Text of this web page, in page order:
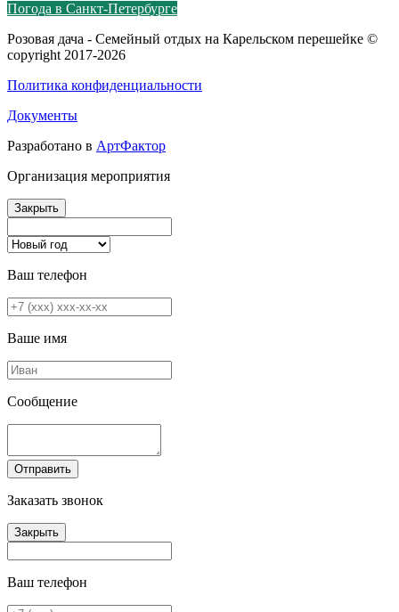
Погода в Санкт-Петербурге
Розовая дача - Семейный отдых на Карельском перешейке ©
copyright 2017-2026
Политика конфиденциальности
Документы
Разработано в АртФактор
Организация мероприятия
Закрыть
Ваш телефон
Ваше имя
Сообщение
Отправить
Заказать звонок
Закрыть
Ваш телефон